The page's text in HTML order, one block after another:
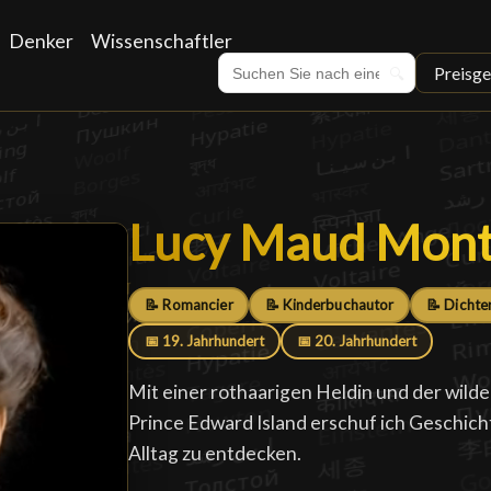
Denker Wissenschaftler
Lucy Maud
Lucy Maud
📝 Romancier 📝 Kinderbuchautor 📝
📅 19. Jahrhundert 📅 20. Jahrhundert
Mit einer rothaarigen Heldin und der
Prince Edward Island erschuf ich
Alltag zu entdecken.